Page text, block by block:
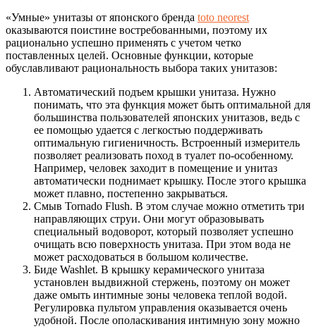
«Умные» унитазы от японского бренда toto neorest
оказываются поистине востребованными, поэтому их
рационально успешно применять с учетом четко
поставленных целей. Основные функции, которые
обуславливают рациональность выбора таких унитазов:
Автоматический подъем крышки унитаза. Нужно
понимать, что эта функция может быть оптимальной для
большинства пользователей японских унитазов, ведь с
ее помощью удается с легкостью поддерживать
оптимальную гигиеничность. Встроенный измеритель
позволяет реализовать поход в туалет по-особенному.
Например, человек заходит в помещение и унитаз
автоматически поднимает крышку. После этого крышка
может плавно, постепенно закрываться.
Смыв Tornado Flush. В этом случае можно отметить три
направляющих струи. Они могут образовывать
специальный водоворот, который позволяет успешно
очищать всю поверхность унитаза. При этом вода не
может расходоваться в большом количестве.
Биде Washlet. В крышку керамического унитаза
установлен выдвижной стержень, поэтому он может
даже омыть интимные зоны человека теплой водой.
Регулировка пультом управления оказывается очень
удобной. После ополаскивания интимную зону можно